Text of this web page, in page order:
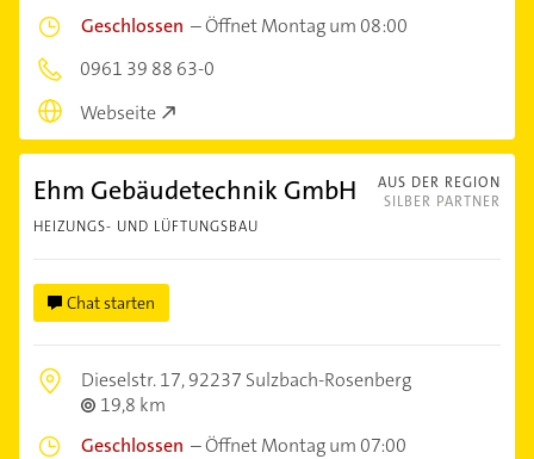
Geschlossen –Öffnet Montag um 08:00
0961 39 88 63-0
Webseite
AUS DER REGION
SILBER PARTNER
Ehm Gebäudetechnik GmbH
HEIZUNGS- UND LÜFTUNGSBAU
Chat starten
Dieselstr. 17,92237 Sulzbach-Rosenberg
19,8 km
Geschlossen –Öffnet Montag um 07:00